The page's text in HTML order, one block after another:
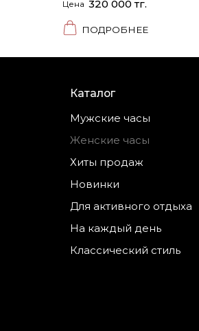
Цена 320 000 тг.
ПОДРОБНЕЕ
Каталог
Мужские часы
Женские часы
Хиты продаж
Новинки
Для активного отдыха
На каждый день
Классический стиль